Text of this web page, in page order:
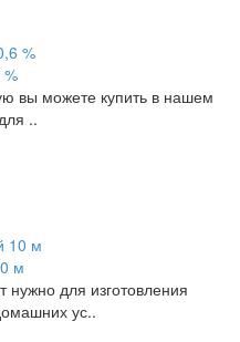
%
вы можете купить в нашем
..
м
нужно для изготовления
ус..